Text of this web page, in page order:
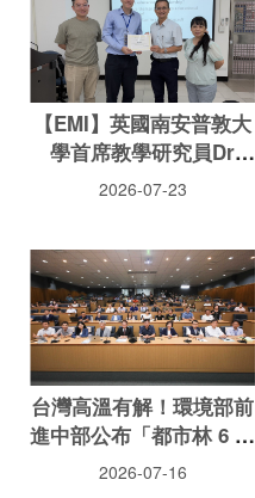
【EMI】英國南安普敦大
學首席教學研究員Dr
Robert Baird辦理EMI增
2026-07-23
台灣高溫有解！環境部前
進中部公布「都市林 6 大
治理重點」：導入樹保制
2026-07-16